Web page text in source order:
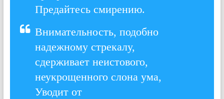
Предайтесь смирению.
Внимательность, подобно
надежному стрекалу,
сдерживает неистового,
неукрощенного слона ума,
Уводит от